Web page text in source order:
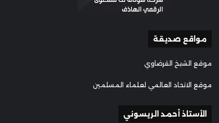
مواقع صديقة
موقع الشيخ القرضاوي
موقع الاتحاد العالمي لعلماء المسلمين
الأستاذ أحمد الريسوني